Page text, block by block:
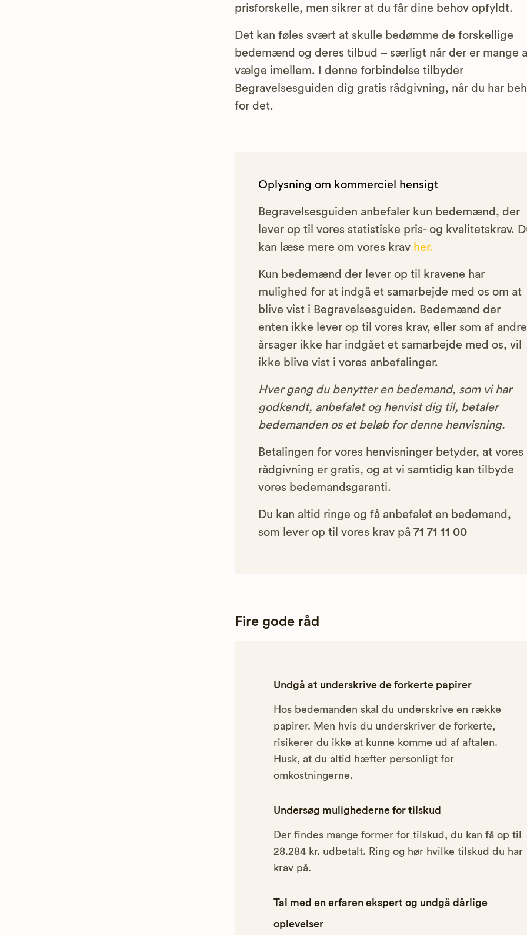
prisforskelle, men sikrer at du får dine behov opfyldt.
Det kan føles svært at skulle bedømme de forskellige
bedemænd og deres tilbud – særligt når der er mange
vælge imellem. I denne forbindelse tilbyder
Begravelsesguiden dig gratis rådgivning, når du har
for det.
Oplysning om kommerciel hensigt
Begravelsesguiden anbefaler kun bedemænd, der
lever op til vores statistiske pris- og kvalitetskrav.
kan læse mere om vores krav her.
Kun bedemænd der lever op til kravene har
mulighed for at indgå et samarbejde med os om at
blive vist i Begravelsesguiden. Bedemænd der
enten ikke lever op til vores krav, eller som af andre
årsager ikke har indgået et samarbejde med os, vil
ikke blive vist i vores anbefalinger.
Hver gang du benytter en bedemand, som vi har
godkendt, anbefalet og henvist dig til, betaler
bedemanden os et beløb for denne henvisning.
Betalingen for vores henvisninger betyder, at vores
rådgivning er gratis, og at vi samtidig kan tilbyde
vores bedemandsgaranti.
Du kan altid ringe og få anbefalet en bedemand,
som lever op til vores krav på 71 71 11 00
Fire gode råd
Undgå at underskrive de forkerte papirer
Hos bedemanden skal du underskrive en række
papirer. Men hvis du underskriver de forkerte,
risikerer du ikke at kunne komme ud af aftalen.
Husk, at du altid hæfter personligt for
omkostningerne.
Undersøg mulighederne for tilskud
Der findes mange former for tilskud, du kan få op til
28.284 kr. udbetalt. Ring og hør hvilke tilskud du har
krav på.
Tal med en erfaren ekspert og undgå dårlige
oplevelser